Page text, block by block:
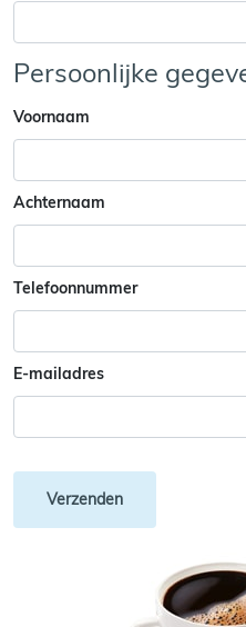
Persoonlijke
Voornaam
Achternaam
Telefoonnummer
E-mailadres
Verzenden